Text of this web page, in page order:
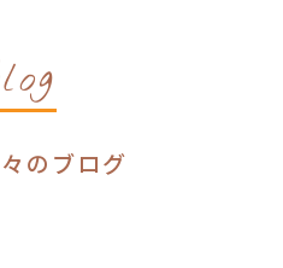
のブログ